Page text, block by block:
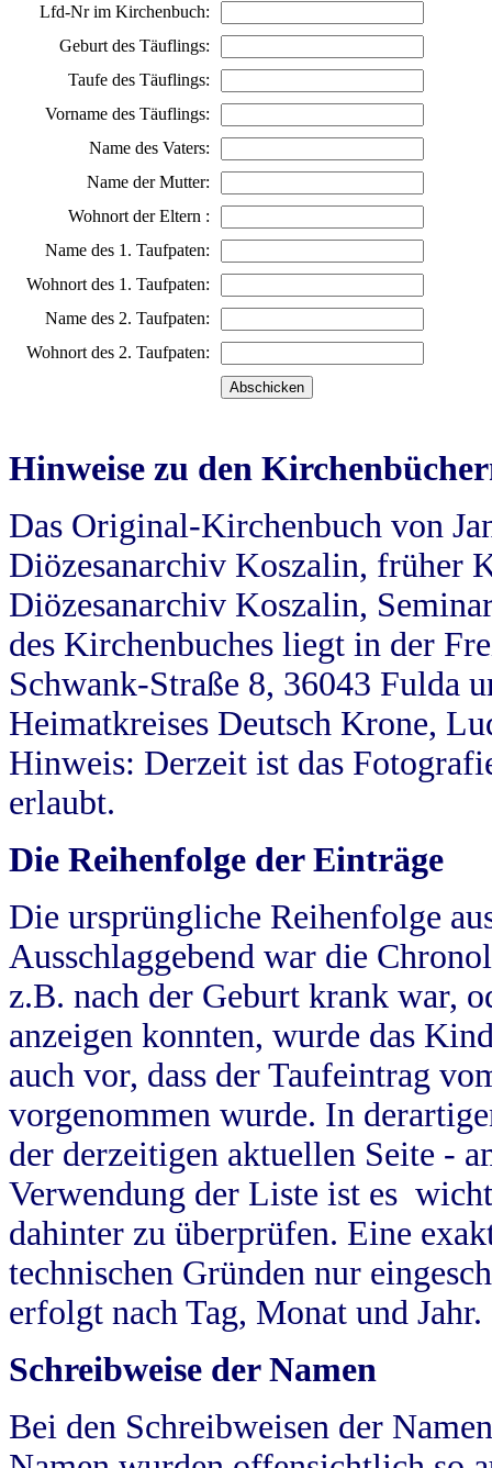
Lfd-Nr im Kirchenbuch:
Geburt des Täuflings:
Taufe des Täuflings:
Vorname des Täuflings:
Name des Vaters:
Name der Mutter:
Wohnort der Eltern :
Name des 1. Taufpaten:
Wohnort des 1. Taufpaten:
Name des 2. Taufpaten:
Wohnort des 2. Taufpaten:
Hinweise zu den
Das Original-Kirchenbuch von
Diözesanarchiv Koszalin, früher
Diözesanarchiv Koszalin,
des Kirchenbuches liegt in der
Schwank-Straße 8, 36043 Fulda
Heimatkreises Deutsch Krone,
Hinweis: Derzeit ist das
erlaubt.
Die Reihenfolge der Einträge
Die ursprüngliche Reihenfolge
Ausschlaggebend war die
z.B. nach der Geburt krank war,
anzeigen konnten, wurde das
auch vor, dass der Taufeintrag
vorgenommen wurde. In
der derzeitigen aktuellen Seite -
Verwendung der Liste ist es
dahinter zu überprüfen. Eine
technischen Gründen nur
erfolgt nach Tag, Monat und Jahr.
Schreibweise der Namen
Bei den Schreibweisen der